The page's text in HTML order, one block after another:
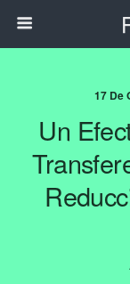
17 De
Un